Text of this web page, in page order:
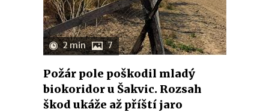
2 min 7
Požár pole poškodil mladý
biokoridor u Šakvic. Rozsah
škod ukáže až příští jaro